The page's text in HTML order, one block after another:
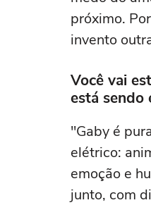
próximo.
invento
Você vai
está sendo
"Gaby é
elétrico:
emoção e
junto, com